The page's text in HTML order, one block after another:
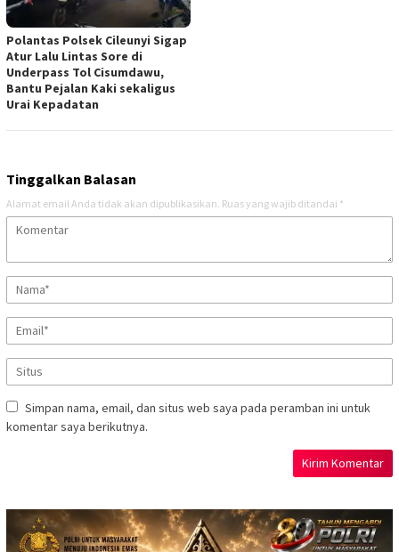
Polantas Polsek Cileunyi Sigap
Atur Lalu Lintas Sore di
Underpass Tol Cisumdawu,
Bantu Pejalan Kaki sekaligus
Urai Kepadatan
Tinggalkan Balasan
Alamat email Anda tidak akan dipublikasikan. Ruas yang wajib ditandai *
Simpan nama, email, dan situs web saya pada peramban ini untuk
komentar saya berikutnya.